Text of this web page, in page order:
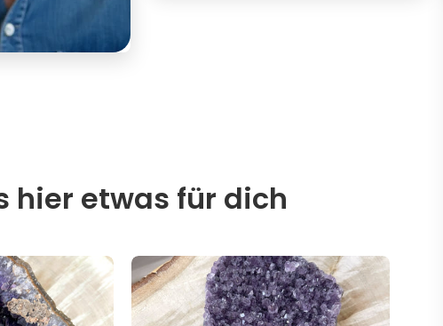
hier etwas für dich